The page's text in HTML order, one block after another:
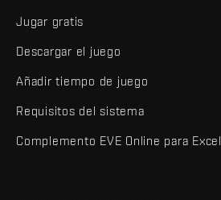
Jugar gratis
Descargar el juego
Añadir tiempo de juego
Requisitos del sistema
Complemento EVE Online para Excel